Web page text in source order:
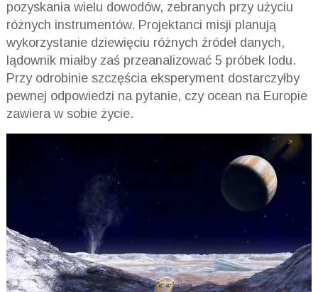
pozyskania wielu dowodów, zebranych przy użyciu
różnych instrumentów. Projektanci misji planują
wykorzystanie dziewięciu różnych źródeł danych,
lądownik miałby zaś przeanalizować 5 próbek lodu.
Przy odrobinie szczęścia eksperyment dostarczyłby
pewnej odpowiedzi na pytanie, czy ocean na Europie
zawiera w sobie życie.